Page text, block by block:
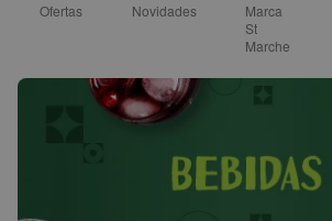
Ofertas Novidades
Marca
St
Marche